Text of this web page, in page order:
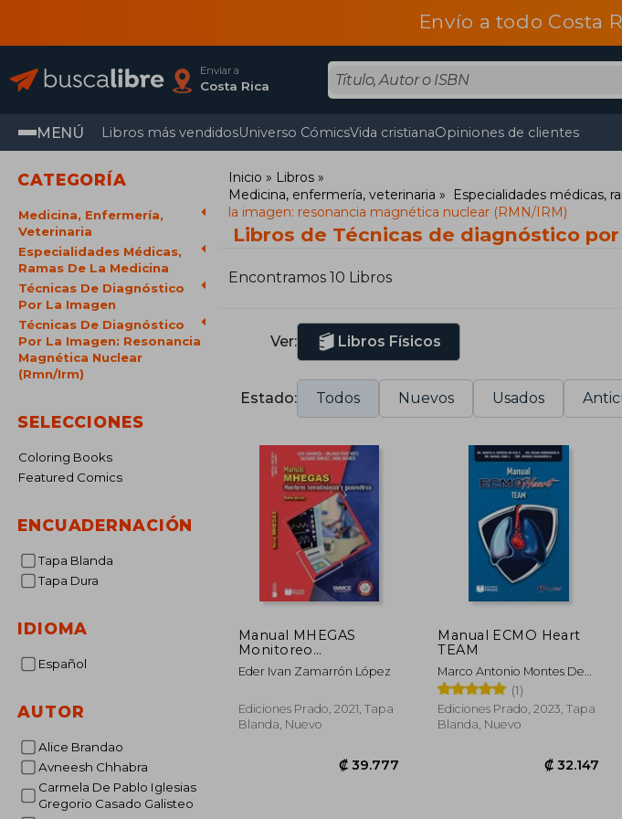
Envío a todo Costa
Enviar a
Costa Rica
MENÚ Libros más vendidosUniverso CómicsVida cristianaOpiniones de clientes
CATEGORÍA
Medicina, Enfermería,
Veterinaria
Especialidades Médicas,
Ramas De La Medicina
Técnicas De Diagnóstico
Por La Imagen
Técnicas De Diagnóstico
Por La Imagen: Resonancia
Magnética Nuclear
(Rmn/Irm)
SELECCIONES
Coloring Books
Featured Comics
ENCUADERNACIÓN
Tapa Blanda
Tapa Dura
IDIOMA
Español
AUTOR
Alice Brandao
Avneesh Chhabra
Carmela De Pablo Iglesias
Gregorio Casado Galisteo
Inicio
Libros
Medicina, enfermería, veterinaria
Especialidades médicas,
la imagen: resonancia magnética nuclear (RMN/IRM)
Libros de Técnicas de diagnóstico
Encontramos 10 Libros
Ver: Libros Físicos
Estado: Todos Nuevos Usados
Manual MHEGAS
Monitoreo
hemodinámico y
gasométrico
Eder Ivan Zamarrón López
Ediciones Prado, 2021, Tapa
Blanda, Nuevo
Manual ECMO Heart
TEAM
Marco Antonio Montes De
Oca Sandoval(1)
Ediciones Prado, 2023, Tapa
Blanda, Nuevo